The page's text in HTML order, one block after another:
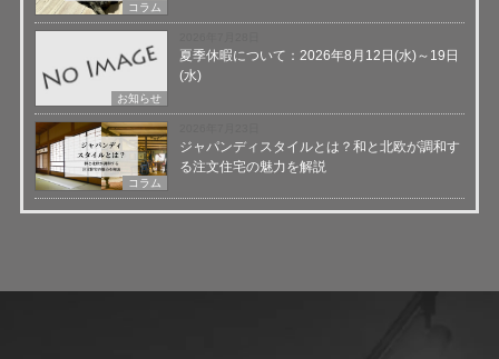
コラム
お知らせ
夏季休暇について：2026年8月12日(水)～19日
(水)
コラム
ジャパンディスタイルとは？和と北欧が調和す
る注文住宅の魅力を解説